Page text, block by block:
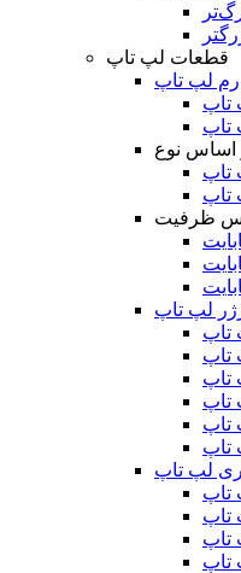
قطعات لپ تاپ
رم لپ تاپ
اساس نوع
ظرفیت
لپ تاپ
لپ تاپ